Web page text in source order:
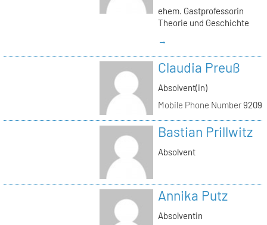
ehem. Gastprofessorin
Theorie und Geschichte
→
Claudia Preuß
Absolvent(in)
Mobile Phone Number
Bastian Prillwitz
Absolvent
Annika Putz
Absolventin